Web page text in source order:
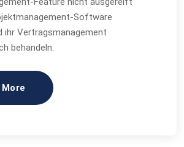
Software
ihr Vertragsmanagement
behandeln.